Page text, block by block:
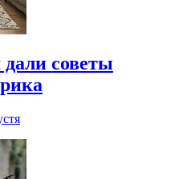
советы